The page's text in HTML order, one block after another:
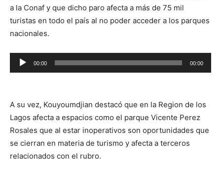
a la Conaf y que dicho paro afecta a más de 75 mil
turistas en todo el país al no poder acceder a los parques
nacionales.
Reproductor
de
00:00 00:00
A su vez, Kouyoumdjian destacó que en la Region de los
Lagos afecta a espacios como el parque Vicente Perez
Rosales que al estar inoperativos son oportunidades que
se cierran en materia de turismo y afecta a terceros
relacionados con el rubro.